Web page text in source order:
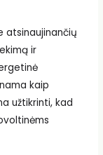
atsinaujinančių
ir
kaip
užtikrinti, kad